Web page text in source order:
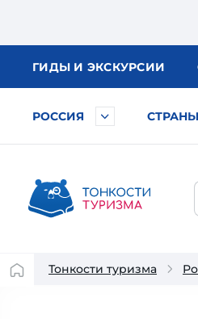
ГИДЫ И ЭКСКУРСИИ
РОССИЯ СТРАНЫ
Тонкости туризма